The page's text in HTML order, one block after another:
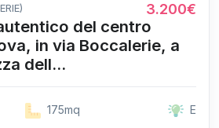
3.200€
del centro
in via Boccalerie, a
dell...
175mq E